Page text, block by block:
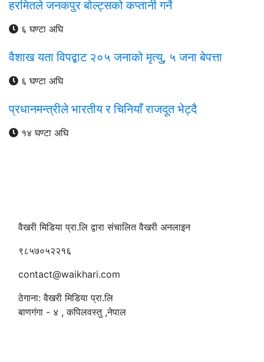
हरमितले जनकपुर बोल्ट्सको कप्तानी गर्ने
६ घण्टा अघि
वैशाख यता विपद्बाट २०५ जनाको मृत्यु, ५ जना बेपत्ता
६ घण्टा अघि
प्रधानमन्त्रीले भारतीय र चिनियाँ राजदूत भेट्दै
१४ घण्टा अघि
वैखरी मिडिया प्रा.लि द्वारा संचालित वैखरी अनलाइन
९८५७०५२२१६
contact@waikhari.com
ठेगाना: वैखरी मिडिया प्रा.लि
बाणगंगा - ४ , कपिलवस्तु ,नेपाल